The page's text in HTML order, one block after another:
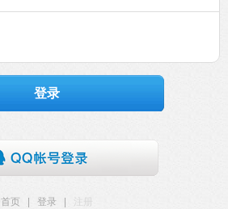
登录
首页 登录
注册